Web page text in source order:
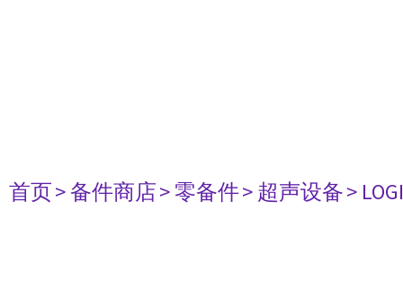
首页> 备件商店> 零备件> 超声设备>